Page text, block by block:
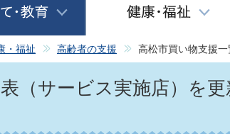
・福祉 高齢者の支援 高松市買い物支援
（サービス実施店）を更